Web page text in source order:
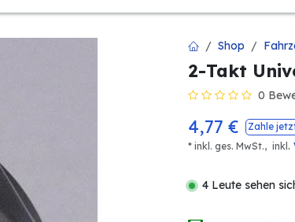
Shop
2-Takt
0
4,77 € Zahle
* inkl. ges. MwSt., inkl .
4 Leute sehen